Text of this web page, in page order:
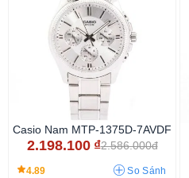
Casio Nam MTP-1375D-7AVDF
2.198.100 ₫2.586.000đ
4.89 So Sánh